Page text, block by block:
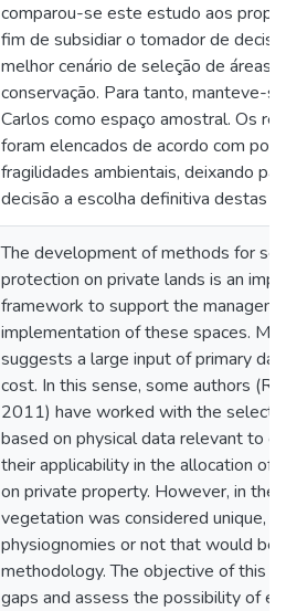
comparou-se este estudo aos
fim de subsidiar o tomador de
melhor cenário de seleção de áreas
conservação. Para tanto, manteve-
Carlos como espaço amostral. Os
foram elencados de acordo com
fragilidades ambientais, deixando
decisão a escolha definitiva destas
The development of methods for
protection on private lands is an
framework to support the
implementation of these spaces.
suggests a large input of primary
cost. In this sense, some authors
2011) have worked with the
based on physical data relevant to
their applicability in the allocation of
on private property. However, in
vegetation was considered unique,
physiognomies or not that would be
methodology. The objective of this
gaps and assess the possibility of